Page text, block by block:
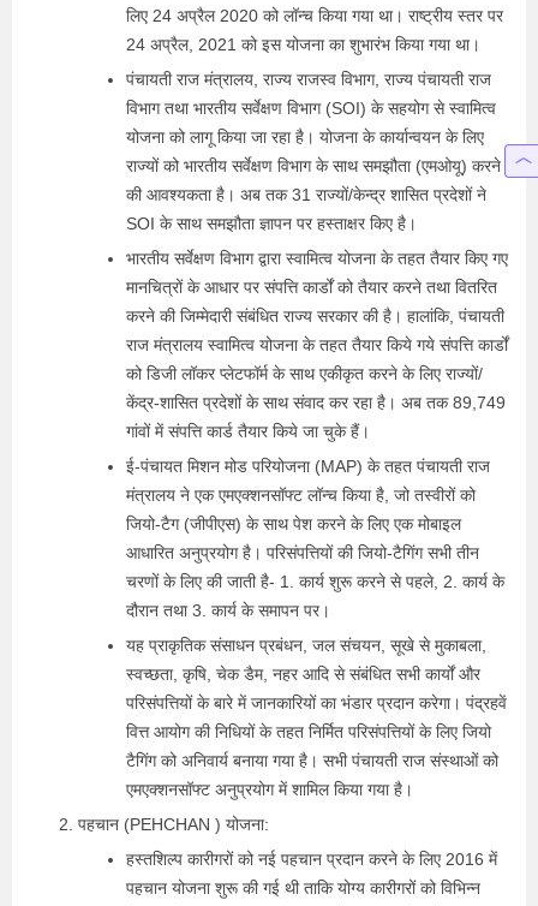
लिए 24 अप्रैल 2020 को लॉन्च किया गया था। राष्ट्रीय स्तर पर
24 अप्रैल, 2021 को इस योजना का शुभारंभ किया गया था।
पंचायती राज मंत्रालय, राज्य राजस्व विभाग, राज्य पंचायती राज
विभाग तथा भारतीय सर्वेक्षण विभाग (SOI) के सहयोग से स्वामित्व
योजना को लागू किया जा रहा है। योजना के कार्यान्वयन के लिए
राज्यों को भारतीय सर्वेक्षण विभाग के साथ समझौता (एमओयू) करने
की आवश्यकता है। अब तक 31 राज्यों/केन्द्र शासित प्रदेशों ने
SOI के साथ समझौता ज्ञापन पर हस्ताक्षर किए है।
भारतीय सर्वेक्षण विभाग द्वारा स्वामित्व योजना के तहत तैयार किए गए
मानचित्रों के आधार पर संपत्ति कार्डों को तैयार करने तथा वितरित
करने की जिम्मेदारी संबंधित राज्य सरकार की है। हालांकि, पंचायती
राज मंत्रालय स्वामित्व योजना के तहत तैयार किये गये संपत्ति कार्डों
को डिजी लॉकर प्लेटफॉर्म के साथ एकीकृत करने के लिए राज्यों/
केंद्र-शासित प्रदेशों के साथ संवाद कर रहा है। अब तक 89,749
गांवों में संपत्ति कार्ड तैयार किये जा चुके हैं।
ई-पंचायत मिशन मोड परियोजना (MAP) के तहत पंचायती राज
मंत्रालय ने एक एमएक्शनसॉफ्ट लॉन्च किया है, जो तस्वीरों को
जियो-टैग (जीपीएस) के साथ पेश करने के लिए एक मोबाइल
आधारित अनुप्रयोग है। परिसंपत्तियों की जियो-टैगिंग सभी तीन
चरणों के लिए की जाती है- 1. कार्य शुरू करने से पहले, 2. कार्य के
दौरान तथा 3. कार्य के समापन पर।
यह प्राकृतिक संसाधन प्रबंधन, जल संचयन, सूखे से मुकाबला,
स्वच्छता, कृषि, चेक डैम, नहर आदि से संबंधित सभी कार्यों और
परिसंपत्तियों के बारे में जानकारियों का भंडार प्रदान करेगा। पंद्रहवें
वित्त आयोग की निधियों के तहत निर्मित परिसंपत्तियों के लिए जियो
टैगिंग को अनिवार्य बनाया गया है। सभी पंचायती राज संस्थाओं को
एमएक्शनसॉफ्ट अनुप्रयोग में शामिल किया गया है।
पहचान (PEHCHAN ) योजना:
हस्तशिल्प कारीगरों को नई पहचान प्रदान करने के लिए 2016 में
पहचान योजना शुरू की गई थी ताकि योग्य कारीगरों को विभिन्न